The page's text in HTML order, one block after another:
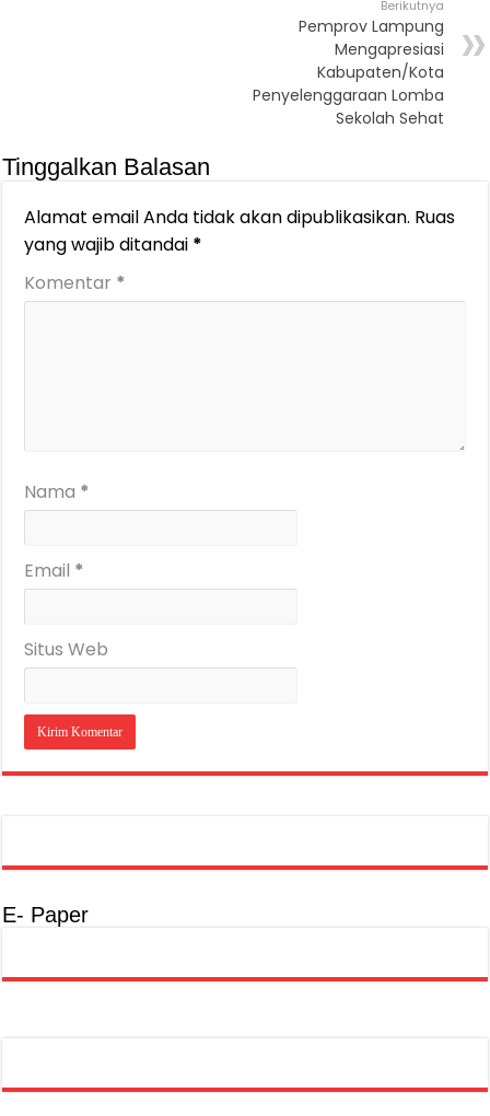
Berikutnya
Pemprov Lampung
Mengapresiasi
Kabupaten/Kota
Penyelenggaraan Lomba
Sekolah Sehat
Tinggalkan Balasan
Alamat email Anda tidak akan dipublikasikan. Ruas
yang wajib ditandai *
Komentar *
Nama *
Email *
Situs Web
E- Paper